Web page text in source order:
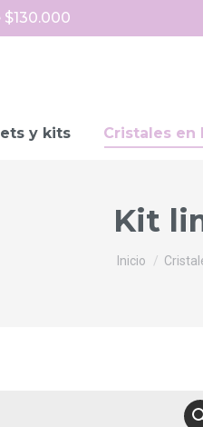
y kits Cristales en
Kit
Estás aquí:
Inicio